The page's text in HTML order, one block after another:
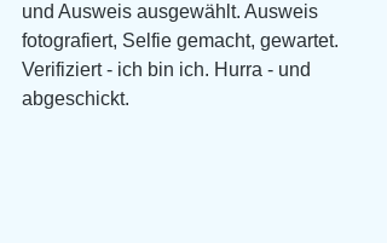
und Ausweis ausgewählt. Ausweis
fotografiert, Selfie gemacht, gewartet.
Verifiziert - ich bin ich. Hurra - und
abgeschickt.